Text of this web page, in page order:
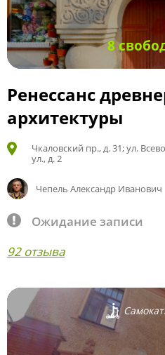
8
Ренессанс
архитектуры
Чкаловский пр., д. 31; ул.
ул., д. 2
Чепель Александр Иванович
Ожидание записи
92 отзыва